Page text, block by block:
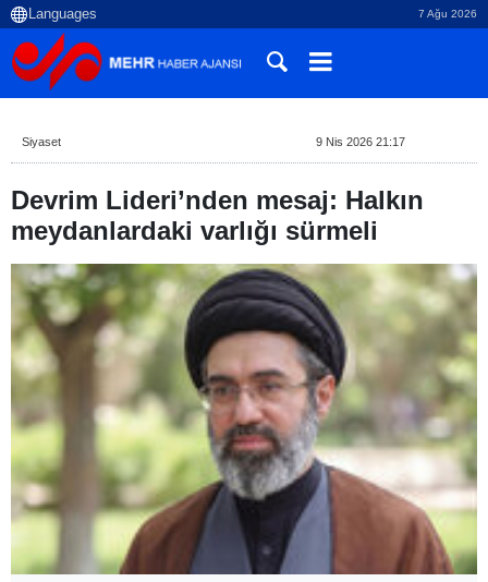
7 Ağu 2026
Siyaset 9 Nis 2026 21:17
Devrim Lideri’nden mesaj: Halkın
meydanlardaki varlığı sürmeli